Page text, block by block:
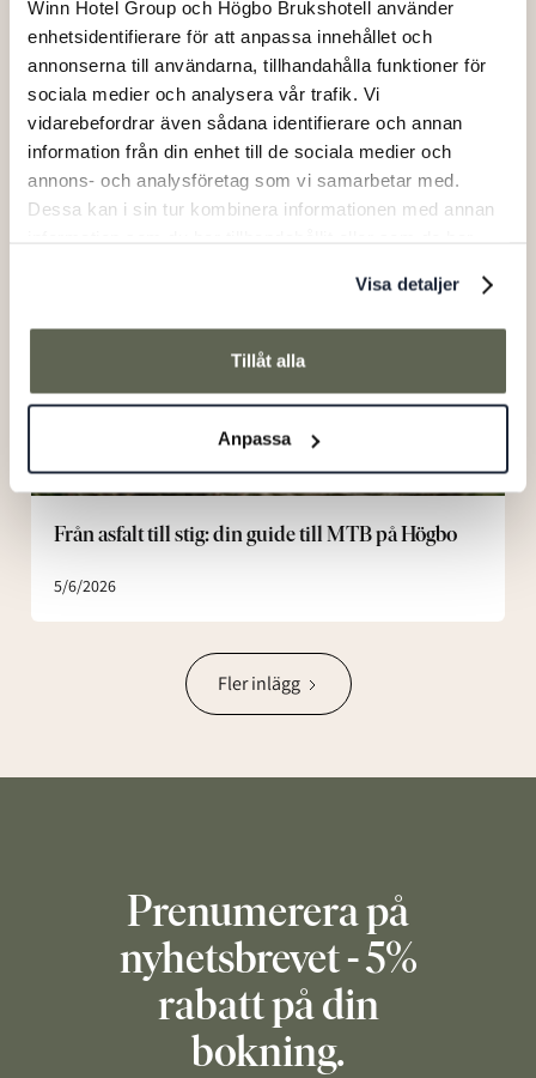
Winn Hotel Group och Högbo Brukshotell använder
enhetsidentifierare för att anpassa innehållet och
annonserna till användarna, tillhandahålla funktioner för
sociala medier och analysera vår trafik. Vi
vidarebefordrar även sådana identifierare och annan
information från din enhet till de sociala medier och
annons- och analysföretag som vi samarbetar med.
Dessa kan i sin tur kombinera informationen med annan
Visa detaljer
Tillåt alla
Anpassa
Bemästra tekniken: Högbo MTB Arena för den
erfarne cyklisten
5/6/2026
Från asfalt till stig: din guide till MTB på Högbo
5/6/2026
Från
asfalt
guide
MTB
Fler inlägg
Prenumerera på
nyhetsbrevet - 5%
rabatt på din
bokning.